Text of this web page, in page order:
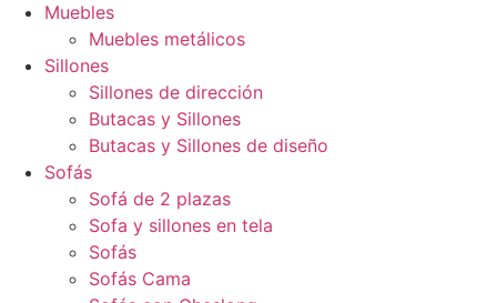
Muebles
Muebles metálicos
Sillones
Sillones de dirección
Butacas y Sillones
Butacas y Sillones de diseño
Sofás
Sofá de 2 plazas
Sofa y sillones en tela
Sofás
Sofás Cama